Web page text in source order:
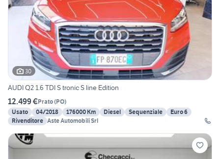
30
AUDI Q2 1.6 TDI S tronic S line Edition
12.499 €Prato(PO)
Usato
04/2018 176000 Km Diesel Sequenziale
Euro 6
Rivenditore Aste Automobili Srl